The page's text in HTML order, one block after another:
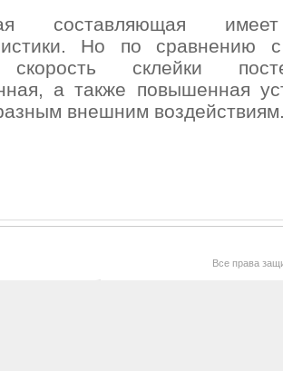
составляющая
Но по сравнению
склейки
а также повышенная
внешним
Все права